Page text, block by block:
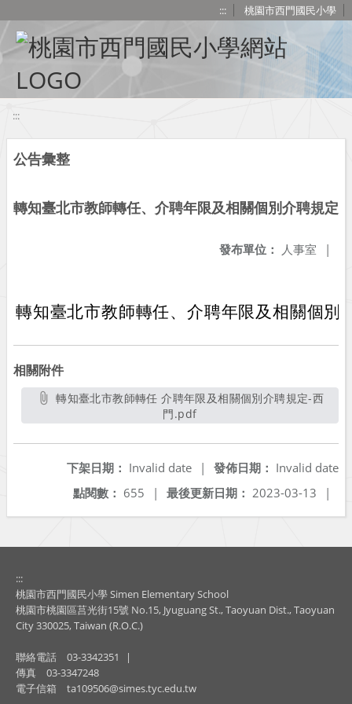
::: 桃園市西門國民小學
:::
公告彙整
轉知臺北市教師轉任、介聘年限及相關個別介聘規定
發布單位： 人事室 |
轉知臺北市教師轉任、介聘年限及相關個別
相關附件
轉知臺北市教師轉任 介聘年限及相關個別介聘規定-西
門.pdf另開新視窗
發佈日期： Invalid date
下架日期： Invalid date
|
最後更新日期： 2023-03-13 |
點閱數： 655 |
:::
桃園市西門國民小學 Simen Elementary School
桃園市桃園區莒光街15號 No.15, Jyuguang St., Taoyuan Dist., Taoyuan
City 330025, Taiwan (R.O.C.)
聯絡電話 03-3342351
|
傳真
03-3347248
電子信箱
ta109506@simes.tyc.edu.tw